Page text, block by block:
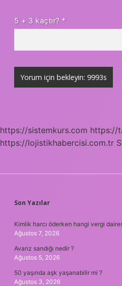
5 + 3 kaçtır? *
https://sistemkurs.com https://
https://lojistikhabercisi.com.tr
SIDEBAR
Son Yazılar
Kimlik harcı öderken hangi vergi
Ağustos 7, 2026
Avarız sandığı nedir ?
Ağustos 5, 2026
50 yaşında aşk yaşanabilir mi ?
Ağustos 3, 2026